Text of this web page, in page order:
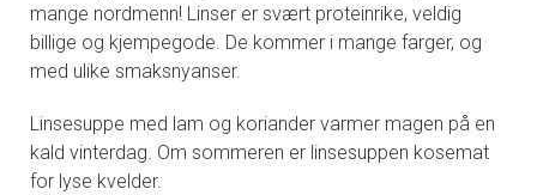
mange nordmenn! Linser er svært proteinrike, veldig
billige og kjempegode. De kommer i mange farger, og
med ulike smaksnyanser.
Linsesuppe med lam og koriander varmer magen på en
kald vinterdag. Om sommeren er linsesuppen kosemat
for lyse kvelder.